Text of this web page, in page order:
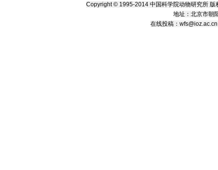
Copyright © 1995-2014 中国科学院动物研究所
地址：北京市朝
在线投稿 ： wfs@ioz.ac.cn